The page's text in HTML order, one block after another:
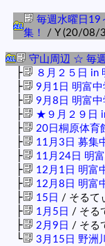
毎週水曜日
集！
/ Y (20/08/
守山周辺 ☆ 毎
├ ８月２５日 in
├ 9月1日 明富
├ 9月8日 明富
├ ★９月２９日
├ 20日桐原体育
├ 11月3日 募集
├ 11月24日 明
├ 12月1日 明富
├ 12月8日 明富
├ 15日 / そるて
├ 1月5日 / そる
├ 2月9日 / そる
└ 3月15日 野洲